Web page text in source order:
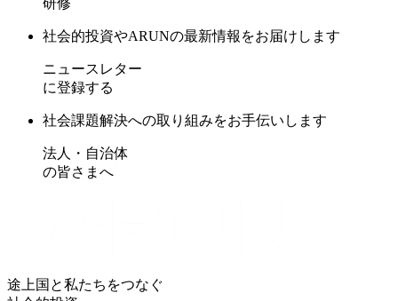
社会的投資やARUNの最新情報をお届けします
ニュースレター
に登録する
社会課題解決への取り組みをお手伝いします
法人・自治体
の皆さまへ
途上国と私たちをつなぐ